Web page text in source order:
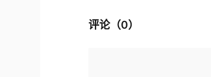
评论（0）